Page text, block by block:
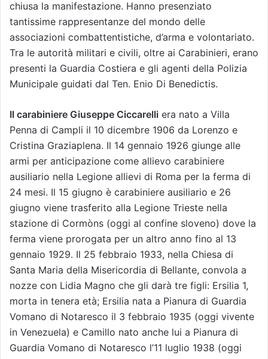
chiusa la manifestazione. Hanno presenziato
tantissime rappresentanze del mondo delle
associazioni combattentistiche, d’arma e volontariato.
Tra le autorità militari e civili, oltre ai Carabinieri, erano
presenti la Guardia Costiera e gli agenti della Polizia
Municipale guidati dal Ten. Enio Di Benedictis.
Il carabiniere Giuseppe Ciccarelli era nato a Villa
Penna di Campli il 10 dicembre 1906 da Lorenzo e
Cristina Graziaplena. Il 14 gennaio 1926 giunge alle
armi per anticipazione come allievo carabiniere
ausiliario nella Legione allievi di Roma per la ferma di
24 mesi. Il 15 giugno è carabiniere ausiliario e 26
giugno viene trasferito alla Legione Trieste nella
stazione di Cormòns (oggi al confine sloveno) dove la
ferma viene prorogata per un altro anno fino al 13
gennaio 1929. Il 25 febbraio 1933, nella Chiesa di
Santa Maria della Misericordia di Bellante, convola a
nozze con Lidia Magno che gli darà tre figli: Ersilia 1,
morta in tenera età; Ersilia nata a Pianura di Guardia
Vomano di Notaresco il 3 febbraio 1935 (oggi vivente
in Venezuela) e Camillo nato anche lui a Pianura di
Guardia Vomano di Notaresco l’11 luglio 1938 (oggi